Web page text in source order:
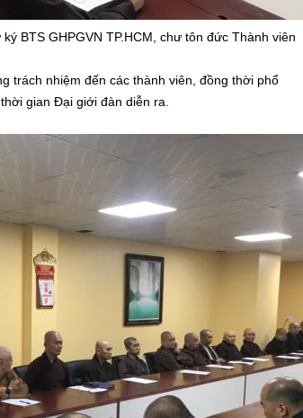
BTS GHPGVN TP.HCM, chư tôn đức Thành viên
trách nhiệm đến các thành viên, đồng thời phổ
gian Đại giới đàn diễn ra.